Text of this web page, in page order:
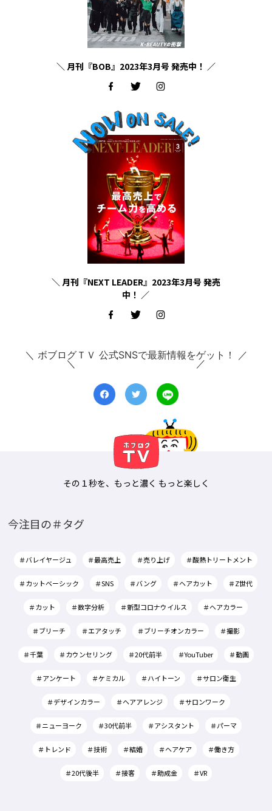
＼ 月刊『BOB』2023年3月号 発売中！ ／
＼ 月刊『NEXT LEADER』2023年3月号 発売
中！ ／
＼ ボブログＴＶ 公式SNSで最新情報をゲット！ ／
その１秒を、もっと濃く もっと楽しく
今注目の＃タグ
＃バレイヤージュ ＃最高売上 ＃売り上げ ＃酸熱トリートメント
＃カットベーシック ＃SNS ＃バング ＃ヘアカット ＃Z世代
＃カット ＃数字分析 ＃新型コロナウイルス ＃ヘアカラー
＃ブリーチ ＃エアタッチ ＃ブリーチオンカラー ＃撮影
＃千葉 ＃カウンセリング ＃20代前半 ＃YouTuber ＃動画
＃アンケート ＃ケミカル ＃ハイトーン ＃サロン衛生
＃デザインカラー ＃ヘアアレンジ ＃サロンワーク
＃ニューヨーク ＃30代前半 ＃アシスタント ＃パーマ
＃トレンド ＃技術 ＃結婚 ＃ヘアケア ＃働き方
＃20代後半 ＃接客 ＃助成金 ＃VR